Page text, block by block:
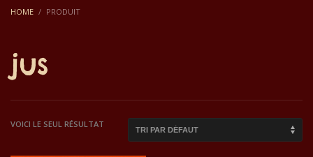
HOME PRODUIT
jus
VOICI LE SEUL RÉSULTAT